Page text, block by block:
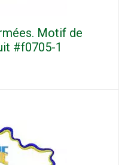
Motif de
#f0705-1